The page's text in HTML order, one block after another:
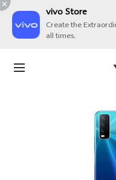
vivo Store
Create the
all times.